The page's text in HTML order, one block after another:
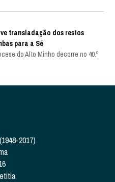
transladação dos restos
para a Sé
do Alto Minho decorre no 40.º
2017)